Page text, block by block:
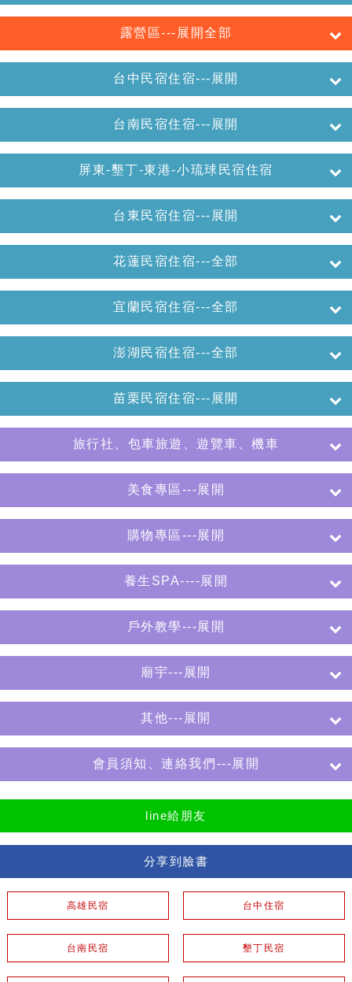
露營區---展開全部
台中民宿住宿---展開
台南民宿住宿---展開
屏東-墾丁-東港-小琉球民宿住宿
台東民宿住宿---展開
花蓮民宿住宿---全部
宜蘭民宿住宿---全部
澎湖民宿住宿---全部
苗栗民宿住宿---展開
旅行社、包車旅遊、遊覽車、機車
美食專區---展開
購物專區---展開
養生SPA----展開
戶外教學---展開
廟宇---展開
其他---展開
會員須知、連絡我們---展開
line給朋友
分享到臉書
高雄民宿 台中住宿
台南民宿 墾丁民宿